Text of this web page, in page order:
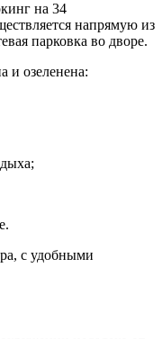
на 34
напрямую из
парковка во дворе.
и озеленена:
с удобными